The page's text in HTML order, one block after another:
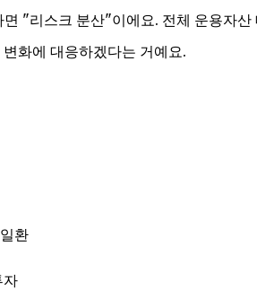
"리스크 분산"이에요. 전체 운용자산
화에 대응하겠다는 거예요.
환
자